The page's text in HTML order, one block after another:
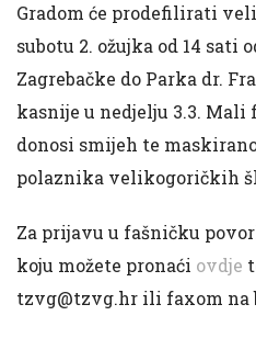
Gradom će prodefilirati
subotu 2. ožujka od 14 sati
Zagrebačke do Parka dr.
kasnije u nedjelju 3.3. Mali
donosi smijeh te
polaznika velikogoričkih
Za prijavu u fašničku
koju možete pronaći ovdje
tzvg@tzvg.hr ili faxom na